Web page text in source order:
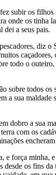
subir os filhos
onde os tinha
dei a seus pais.
diz o
caçadores,
todo o outeiro,
sobre todos os
a sua maldade
dobro a sua
com os
e força minha,
desde os fins da